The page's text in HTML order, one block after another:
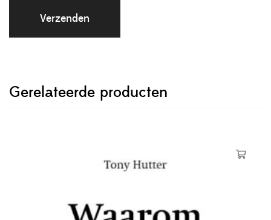
Gerelateerde producten